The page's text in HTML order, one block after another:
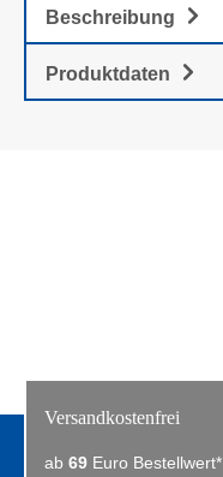
Beschreibung
Produktdaten
Versandkostenfrei
ab 69 Euro Bestellwert*